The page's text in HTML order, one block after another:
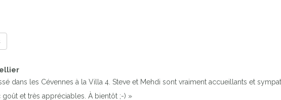
dans les Cévennes à la Villa 4. Steve et Mehdi sont vraiment accueillants et
et très appréciables. À bientôt ;-) »